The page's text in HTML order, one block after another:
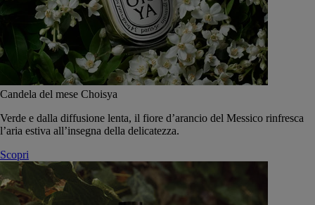
Candela del mese Choisya
Verde e dalla diffusione lenta, il fiore d’arancio del Messico rinfresca
l’aria estiva all’insegna della delicatezza.
Scopri